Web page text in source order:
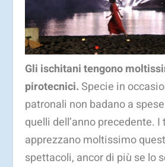
Gli ischitani tengono
pirotecnici. Specie in
patronali non badano a
quelli dell’anno precedente. I
apprezzano moltissimo
spettacoli, ancor di più se lo